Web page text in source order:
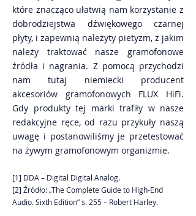
które znacząco ułatwią nam korzystanie z
dobrodziejstwa dźwiękowego czarnej
płyty, i zapewnią należyty pietyzm, z jakim
należy traktować nasze gramofonowe
źródła i nagrania. Z pomocą przychodzi
nam tutaj niemiecki producent
akcesoriów gramofonowych FLUX HiFi.
Gdy produkty tej marki trafiły w nasze
redakcyjne ręce, od razu przykuły naszą
uwagę i postanowiliśmy je przetestować
na żywym gramofonowym organizmie.
[1] DDA – Digital Digital Analog.
[2] Źródło: „The Complete Guide to High-End
Audio. Sixth Edition” s. 255 – Robert Harley.